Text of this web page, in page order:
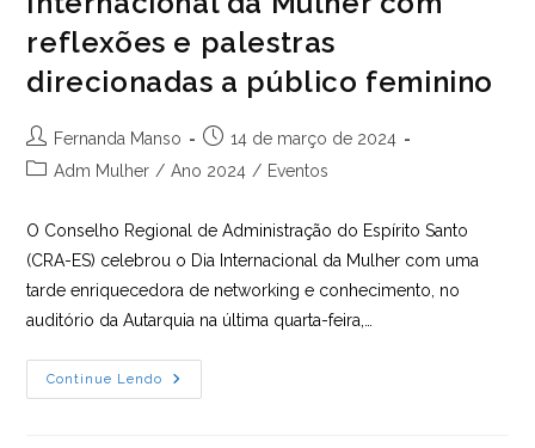
reflexões e palestras
direcionadas a público feminino
Autor
do
Fernanda Manso
Post
publicado:
14 de março de 2024
Categoria
Adm Mulher / Ano 2024 / Eventos
O Conselho Regional de Administração do Espírito Santo
(CRA-ES) celebrou o Dia Internacional da Mulher com uma
tarde enriquecedora de networking e conhecimento, no
auditório da Autarquia na última quarta-feira,…
Continue Lendo
CRA-
ES